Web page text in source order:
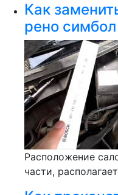
Как
рено симбол
Расположение
части,